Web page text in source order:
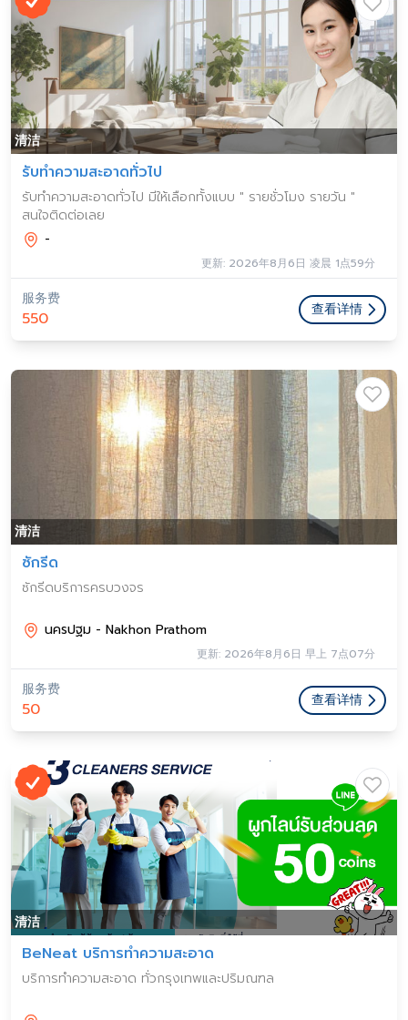
清洁
รับทำความสะอาดทั่วไป
รับทำความสะอาดทั่วไป มีให้เลือกทั้งแบบ " รายชั่วโมง รายวัน "
สนใจติดต่อเลย
-
更新: 2026年8月6日 凌晨 1点59分
服务费
550 查看详情
清洁
ซักรีด
ซักรีดบริการครบวงจร
นครปฐม - Nakhon Prathom
更新: 2026年8月6日 早上 7点07分
服务费
50 查看详情
清洁
BeNeat บริการทำความสะอาด
บริการทำความสะอาด ทั่วกรุงเทพและปริมณฑล